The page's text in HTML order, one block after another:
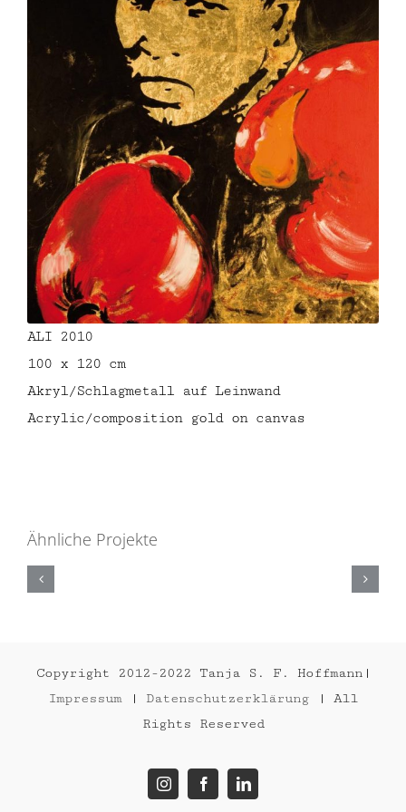
ALI 2010
100 x 120 cm
Akryl/Schlagmetall auf Leinwand
Acrylic/composition gold on canvas
Ähnliche Projekte
Copyright 2012-2022 Tanja S. F. Hoffmann|
Impressum| Datenschutzerklärung | All
Rights Reserved
InstagramFacebookLinkedIn